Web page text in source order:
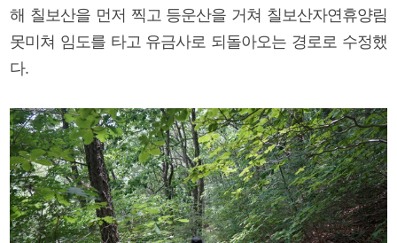
해 칠보산을 먼저 찍고 등운산을 거쳐 칠보산자연휴양림
못미쳐 임도를 타고 유금사로 되돌아오는 경로로 수정했
다.